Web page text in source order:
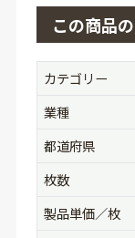
この商品
カテゴリー
業種
都道府県
枚数
製品単価／枚